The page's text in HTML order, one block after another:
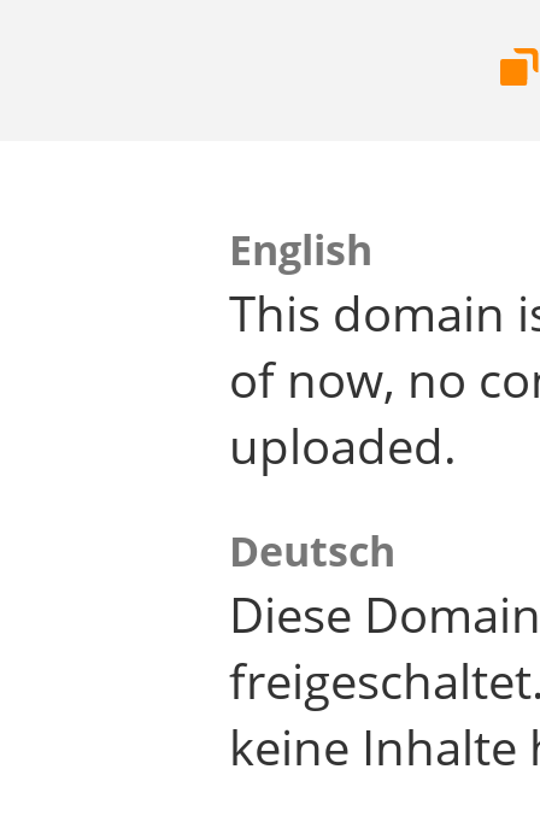
English
This domain
of now, no
uploaded.
Deutsch
Diese
keine Inhalte